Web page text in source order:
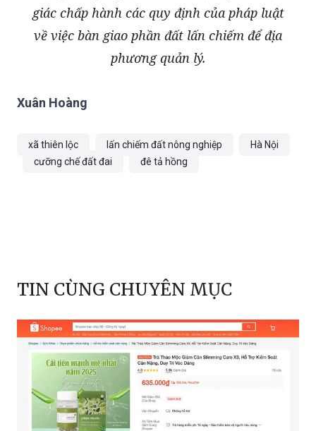
giác chấp hành các quy định của pháp luật
về việc bàn giao phần đất lấn chiếm để địa
phương quản lý.
Xuân Hoàng
xã thiên lộc lấn chiếm đất nông nghiệp
Hà Nội
cưỡng chế đất đai
đê tả hồng
TIN CÙNG CHUYÊN MỤC